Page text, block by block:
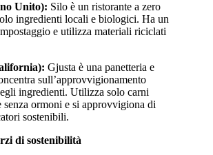
Unito): Silo è un ristorante a zero
ingredienti locali e biologici. Ha un
e utilizza materiali riciclati
Gjusta è una panetteria e
sull’approvvigionamento
ingredienti. Utilizza solo carni
senza ormoni e si approvvigiona di
sostenibili.
di sostenibilità